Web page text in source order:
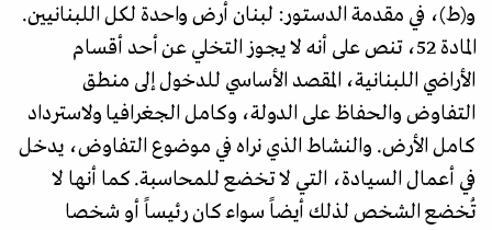
و(ط)، في مقدمة الدستور: لبنان أرض واحدة لكل اللبنانيين.
المادة 52، تنص على أنه لا يجوز التخلي عن أحد أقسام
الأراضي اللبنانية، المقصد الأساسي للدخول إلى منطق
التفاوض والحفاظ على الدولة، وكامل الجغرافيا ولاسترداد
كامل الأرض. والنشاط الذي نراه في موضوع التفاوض، يدخل
في أعمال السيادة، التي لا تخضع للمحاسبة. كما أنها لا
تُخضع الشخص لذلك أيضاً سواء كان رئيساً أو شخصا